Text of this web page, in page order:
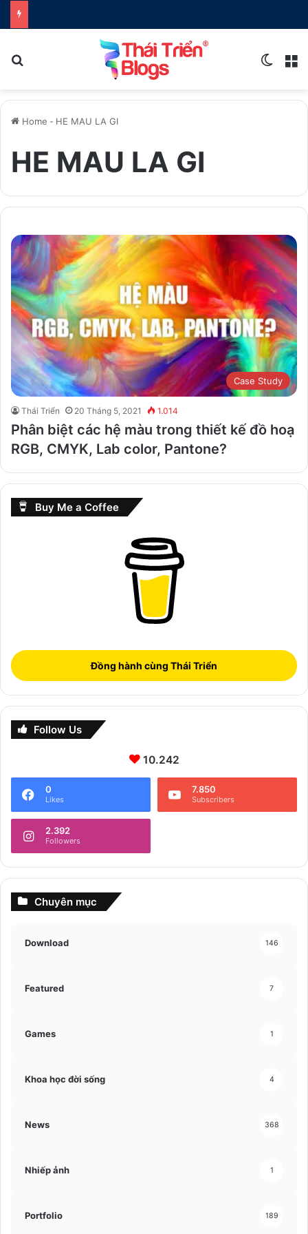
Home - HE MAU LA GI
HE MAU LA GI
Case Study
Thái Triển 20 Tháng 5, 2021 1.014
Phân biệt các hệ màu trong thiết kế đồ hoạ
RGB, CMYK, Lab color, Pantone?
Buy Me a Coffee
Đồng hành cùng Thái Triển
Follow Us
10.242
0
Likes
7.850
Subscribers
2.392
Followers
Chuyên mục
Download 146
Featured 7
Games 1
Khoa học đời sống 4
News 368
Nhiếp ảnh 1
Portfolio 189